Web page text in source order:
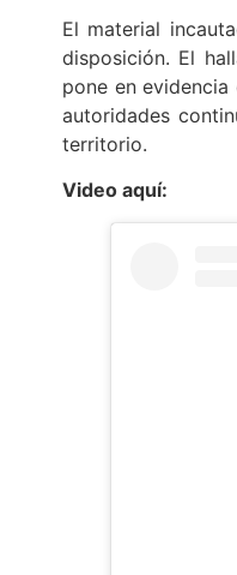
El material
disposición. El
pone en
autoridades
territorio.
Video aquí: